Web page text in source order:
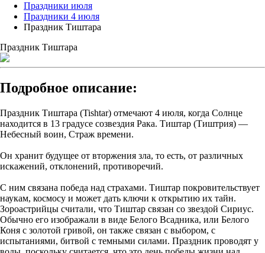
Праздники июля
Праздники 4 июля
Праздник Тиштара
Праздник Тиштара
Подробное описание:
Праздник Тиштара (Tishtar) отмечают 4 июля, когда Солнце
находится в 13 градусе созвездия Рака. Тиштар (Тиштрия) —
Небесный воин, Страж времени.
Он хранит будущее от вторжения зла, то есть, от различных
искажений, отклонений, противоречий.
С ним связана победа над страхами. Тиштар покровительствует
наукам, космосу и может дать ключи к открытию их тайн.
Зороастрийцы считали, что Тиштар связан со звездой Сириус.
Обычно его изображали в виде Белого Всадника, или Белого
Коня с золотой гривой, он также связан с выбором, с
испытаниями, битвой с темными силами. Праздник проводят у